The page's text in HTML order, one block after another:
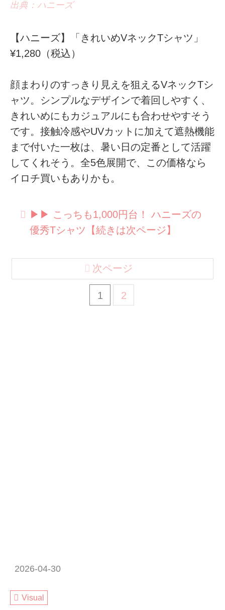
出典：ハニーズ
【ハニーズ】「きれいめVネックTシャツ」
¥1,280（税込）
顔まわりのすっきり見えを狙えるVネックTシ
ャツ。シンプルなデザインで着回しやすく、
きれいめにもカジュアルにも合わせやすそう
です。接触冷感やUVカットに加えて遮熱機能
まで付いた一枚は、暑い日の定番として活躍
してくれそう。全5色展開で、この価格なら
イロチ買いもありかも。
▶︎▶︎ こっちも1,000円台！ ハニーズの
優秀Tシャツ【続きは次ページ】
1 2
次ページ
2026-04-30
Visual